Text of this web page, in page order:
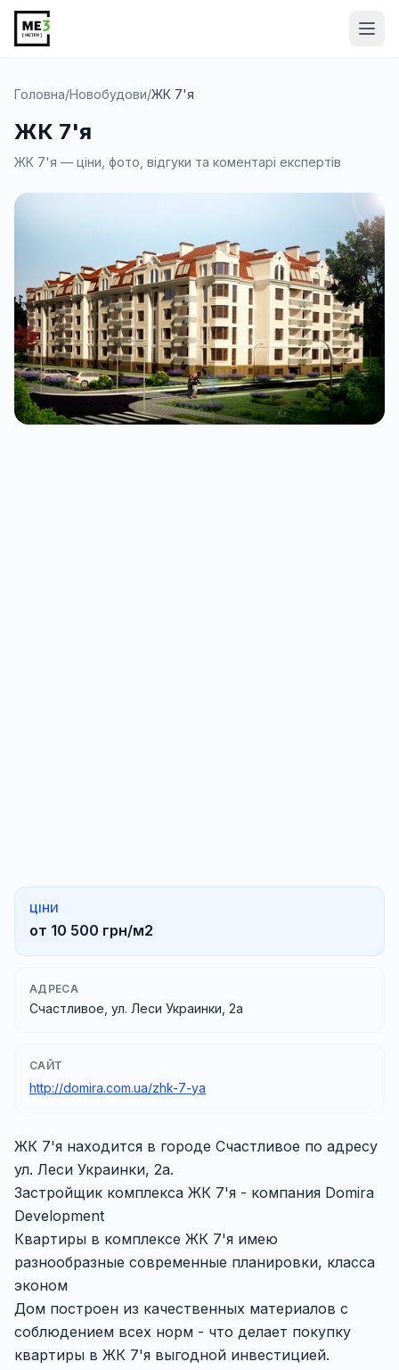
Головна/Новобудови/ЖК 7'я
ЖК 7'я
ЖК 7'я — ціни, фото, відгуки та коментарі експертів
ЦІНИ
от 10 500 грн/м2
АДРЕСА
Счастливое, ул. Леси Украинки, 2а
САЙТ
http://domira.com.ua/zhk-7-ya
ЖК 7'я находится в городе Счастливое по адресу
ул. Леси Украинки, 2а.
Застройщик комплекса ЖК 7'я - компания Domira
Development
Квартиры в комплексе ЖК 7'я имею
разнообразные современные планировки, класса
эконом
Дом построен из качественных материалов с
соблюдением всех норм - что делает покупку
квартиры в ЖК 7'я выгодной инвестицией.